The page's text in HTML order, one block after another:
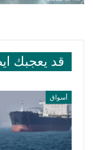
قد يعجبك
أسواق